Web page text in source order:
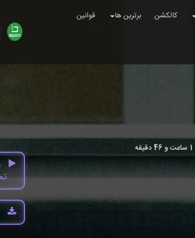
کالکشن برترین ها قوانین
1ساعت و 46 دقیقه